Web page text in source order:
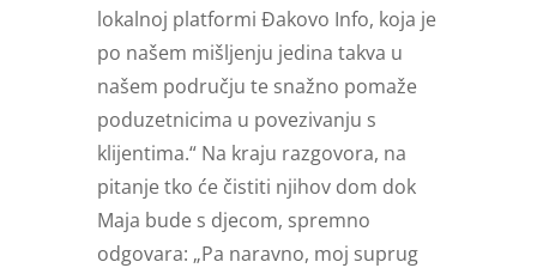
lokalnoj platformi Đakovo Info, koja je
po našem mišljenju jedina takva u
našem području te snažno pomaže
poduzetnicima u povezivanju s
klijentima.“ Na kraju razgovora, na
pitanje tko će čistiti njihov dom dok
Maja bude s djecom, spremno
odgovara: „Pa naravno, moj suprug